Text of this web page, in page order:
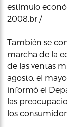
estímulo
2008.br /
También se
marcha de la
de las ventas
agosto, el
informó el
las
los